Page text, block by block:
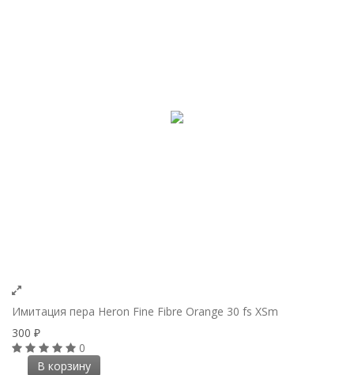
Имитация пера Heron Fine Fibre Orange 30 fs XSm
300 ₽
0
В корзину